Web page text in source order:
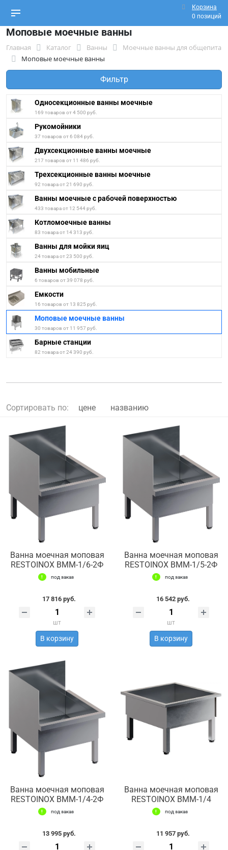
Корзина
0 позиций
Моповые моечные ванны
Главная Каталог Ванны
Моечные ванны для общепита
Моповые моечные ванны
Фильтр
Односекционные ванны моечные
169 товаров от 4 500 руб.
Рукомойники
37 товаров от 6 084 руб.
Двухсекционные ванны моечные
217 товаров от 11 486 руб.
Трехсекционные ванны моечные
92 товара от 21 690 руб.
Ванны моечные с рабочей поверхностью
433 товара от 12 544 руб.
Котломоечные ванны
83 товара от 14 313 руб.
Ванны для мойки яиц
24 товара от 23 500 руб.
Ванны мобильные
6 товаров от 39 078 руб.
Емкости
16 товаров от 13 825 руб.
Моповые моечные ванны
30 товаров от 11 957 руб.
Барные станции
82 товара от 24 390 руб.
Сортировать по: цене названию
Ванна моечная моповая
RESTOINOX ВММ-1/6-2Ф
под заказ
17 816 руб.
шт
В корзину
Ванна моечная моповая
RESTOINOX ВММ-1/5-2Ф
под заказ
16 542 руб.
шт
В корзину
Ванна моечная моповая
RESTOINOX ВММ-1/4-2Ф
под заказ
13 995 руб.
Ванна моечная моповая
RESTOINOX ВММ-1/4
под заказ
11 957 руб.